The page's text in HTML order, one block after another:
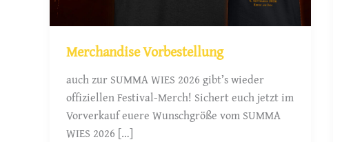
Merchandise Vorbestellung
auch zur SUMMA WIES 2026 gibt’s wieder
offiziellen Festival-Merch! Sichert euch jetzt im
Vorverkauf euere Wunschgröße vom SUMMA
WIES 2026 […]